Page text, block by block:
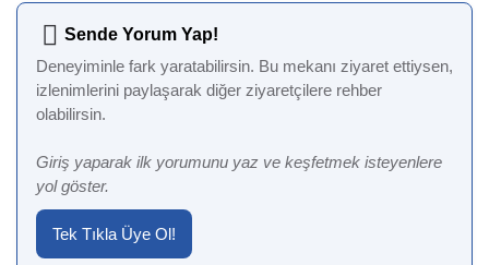
Sende Yorum Yap!
Deneyiminle fark yaratabilirsin. Bu mekanı ziyaret ettiysen,
izlenimlerini paylaşarak diğer ziyaretçilere rehber
olabilirsin.
Giriş yaparak ilk yorumunu yaz ve keşfetmek isteyenlere
yol göster.
Tek Tıkla Üye Ol!